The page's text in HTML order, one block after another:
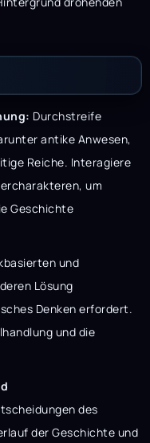
Durchstreife
antike Anwesen,
Reiche. Interagiere
um
Geschichte
und
Lösung
Denken erfordert.
und die
des
der Geschichte und